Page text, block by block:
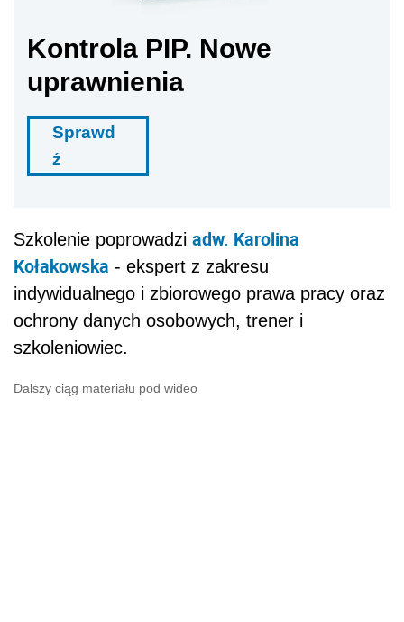
Kontrola PIP. Nowe
uprawnienia
Sprawd
ź
Szkolenie poprowadzi adw. Karolina
Kołakowska - ekspert z zakresu
indywidualnego i zbiorowego prawa pracy oraz
ochrony danych osobowych, trener i
szkoleniowiec.
Dalszy ciąg materiału pod wideo